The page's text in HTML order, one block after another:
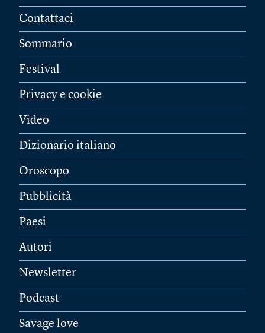
Contattaci
Sommario
Festival
Privacy e cookie
Video
Dizionario italiano
Oroscopo
Pubblicità
Paesi
Autori
Newsletter
Podcast
Savage love